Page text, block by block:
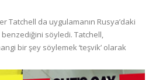
Tatchell da uygulamanın Rusya’daki
benzediğini söyledi. Tatchell,
bir şey söylemek ‘teşvik’ olarak